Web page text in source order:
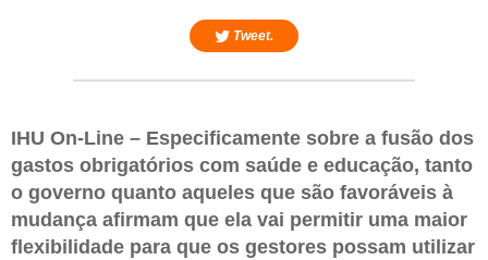
Tweet.
IHU On-Line – Especificamente sobre a fusão dos
gastos obrigatórios com saúde e educação, tanto
o governo quanto aqueles que são favoráveis à
mudança afirmam que ela vai permitir uma maior
flexibilidade para que os gestores possam utilizar